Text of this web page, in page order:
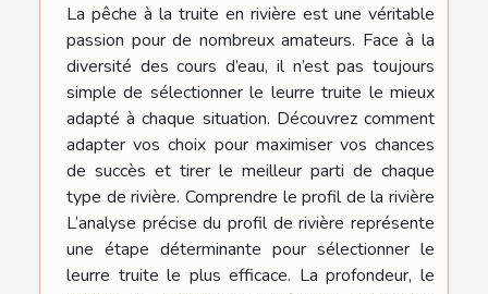
La pêche à la truite en rivière est une véritable
passion pour de nombreux amateurs. Face à la
diversité des cours d’eau, il n’est pas toujours
simple de sélectionner le leurre truite le mieux
adapté à chaque situation. Découvrez comment
adapter vos choix pour maximiser vos chances
de succès et tirer le meilleur parti de chaque
type de rivière. Comprendre le profil de la rivière
L’analyse précise du profil de rivière représente
une étape déterminante pour sélectionner le
leurre truite le plus efficace. La profondeur, le